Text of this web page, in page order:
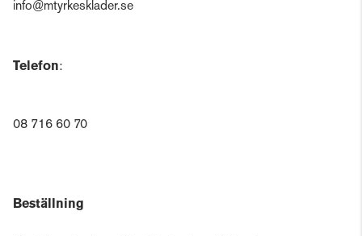
info@mtyrkesklader.se
Telefon:
08 716 60 70
Beställning